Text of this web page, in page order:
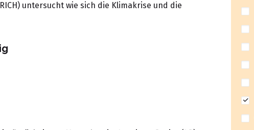
untersucht wie sich die Klimakrise und die